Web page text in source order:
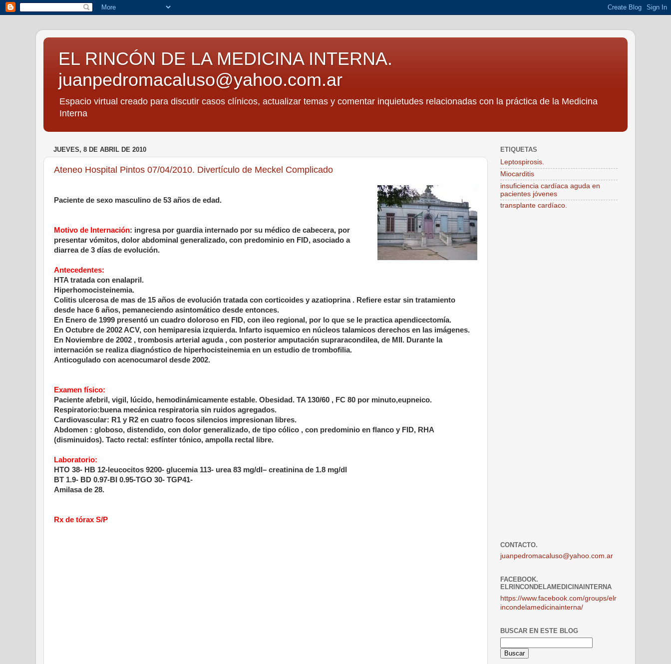
EL RINCÓN DE LA MEDICINA INTERNA.
juanpedromacaluso@yahoo.com.ar
Espacio virtual creado para discutir casos clínicos, actualizar temas y comentar inquietudes relacionadas con la práctica de la Medicina
Interna
JUEVES, 8 DE ABRIL DE 2010
Ateneo Hospital Pintos 07/04/2010. Divertículo de Meckel Complicado
Paciente de sexo masculino de 53 años de edad.
Motivo de Internación: ingresa por guardia internado por su médico de cabecera, por
presentar vómitos, dolor abdominal generalizado, con predominio en FID, asociado a
diarrea de 3 días de evolución.
Antecedentes:
HTA tratada con enalapril.
Hiperhomocisteinemia.
Colitis ulcerosa de mas de 15 años de evolución tratada con corticoides y azatioprina . Refiere estar sin tratamiento
desde hace 6 años, pemaneciendo asintomático desde entonces.
En Enero de 1999 presentó un cuadro doloroso en FID, con ileo regional, por lo que se le practica apendicectomía.
En Octubre de 2002 ACV, con hemiparesia izquierda. Infarto isquemico en núcleos talamicos derechos en las imágenes.
En Noviembre de 2002 , trombosis arterial aguda , con posterior amputación supraracondilea, de MII. Durante la
internación se realiza diagnóstico de hiperhocisteinemia en un estudio de trombofilia.
Anticogulado con acenocumarol desde 2002.
Examen físico:
Paciente afebril, vigil, lúcido, hemodinámicamente estable. Obesidad. TA 130/60 , FC 80 por minuto,eupneico.
Respiratorio:buena mecánica respiratoria sin ruidos agregados.
Cardiovascular: R1 y R2 en cuatro focos silencios impresionan libres.
Abdomen : globoso, distendido, con dolor generalizado, de tipo cólico , con predominio en flanco y FID, RHA
(disminuidos). Tacto rectal: esfínter tónico, ampolla rectal libre.
Laboratorio:
HTO 38- HB 12-leucocitos 9200- glucemia 113- urea 83 mg/dl– creatinina de 1.8 mg/dl
BT 1.9- BD 0.97-BI 0.95-TGO 30- TGP41-
Amilasa de 28.
Rx de tórax S/P
ETIQUETAS
Leptospirosis.
Miocarditis
insuficiencia cardíaca aguda en
pacientes jóvenes
transplante cardíaco.
CONTACTO.
juanpedromacaluso@yahoo.com.ar
FACEBOOK.
ELRINCONDELAMEDICINAINTERNA
https://www.facebook.com/groups/elr
incondelamedicinainterna/
BUSCAR EN ESTE BLOG